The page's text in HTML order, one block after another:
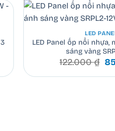
LED
LED Panel ốp nổi nhựa,
sáng vàng
122.000₫
là: